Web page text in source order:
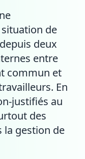
de
deux
entre
commun et
En
justifiés au
des
la gestion de